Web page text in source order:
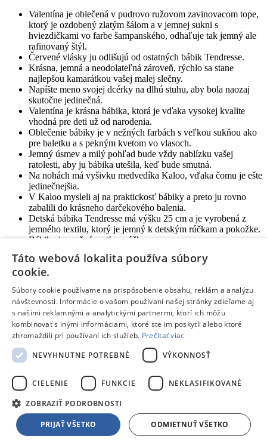
Valentína je oblečená v pudrovo ružovom zavinovacom tope,
ktorý je ozdobený zlatým šálom a v jemnej sukni s
hviezdičkami vo farbe šampanského, odhaľuje tak jemný ale
rafinovaný štýl.
Červené vlásky ju odlišujú od ostatných bábik Tendresse.
Krásna, jemná a neodolateľná zároveň, rýchlo sa stane
najlepšou kamarátkou vašej malej slečny.
Napíšte meno svojej dcérky na dlhú stuhu, aby bola naozaj
skutočne jedinečná.
Valentína je krásna bábika, ktorá je vďaka vysokej kvalite
vhodná pre deti už od narodenia.
Oblečenie bábiky je v nežných farbách s veľkou sukňou ako
pre baletku a s pekným kvetom vo vlasoch.
Jemný úsmev a milý pohľad bude vždy nablízku vašej
ratolesti, aby ju bábika utešila, keď bude smutná.
Na nohách má vyšivku medvedíka Kaloo, vďaka čomu je ešte
jedinečnejšia.
V Kaloo mysleli aj na praktickosť bábiky a preto ju rovno
zabalili do krásneho darčekového balenia.
Detská bábika Tendresse má výšku 25 cm a je vyrobená z
jemného textilu, ktorý je jemný k detským rúčkam a pokožke.
Bábiku je možné prať v práčke.
Materiál: textil
Tento produkt nájdete aj v častiach:
Plyšové bábiky
Plyšové bábiky
Bábiky ostatné
Žiadne dostupné recenzie
Táto webová lokalita používa súbory
cookie.
Súbory cookie používame na prispôsobenie obsahu, reklám a analýzu
návštevnosti. Informácie o vašom používaní našej stránky zdieľame aj
s našimi reklamnými a analytickými partnermi, ktorí ich môžu
kombinovať s inými informáciami, ktoré ste im poskytli alebo ktoré
zhromaždili pri používaní ich služieb. Prečítať viac
NEVYHNUTNE POTREBNÉ
VÝKONNOSŤ
CIELENIE FUNKCIE NEKLASIFIKOVANÉ
ZOBRAZIŤ PODROBNOSTI
PRIJAŤ VŠETKO ODMIETNUŤ VŠETKO